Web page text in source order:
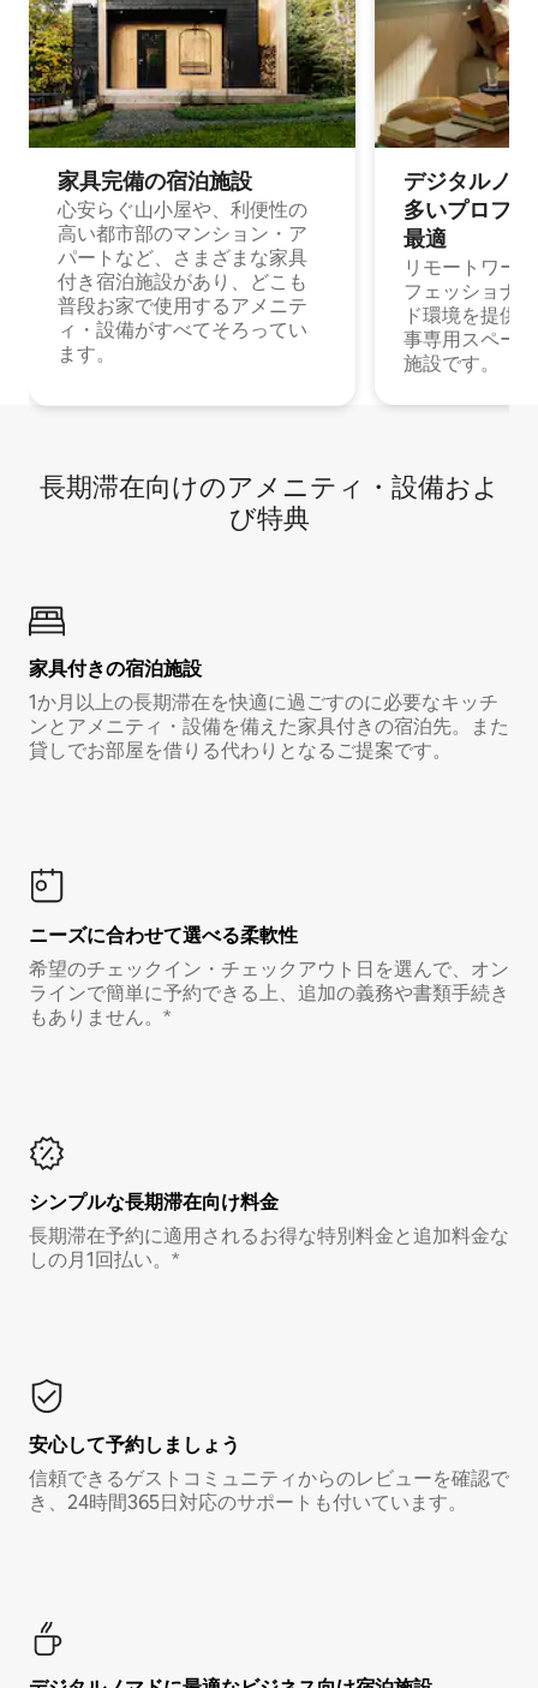
家具完備の宿⁠泊⁠施⁠設
心安らぐ山小屋や、利便性の
高い都市部のマンション・ア
パートなど、さまざまな家具
付き宿泊施設があり、どこも
普段お家で使用するアメニテ
ィ・設備がすべてそろってい
ます。
デジタルノ
多⁠いプ⁠ロ⁠フ⁠
最⁠適
リモートワー
フェッショナ
ド環境を提供
事専用スペー
施設です。
長期滞在向け⁠のア⁠メ⁠ニ⁠テ⁠ィ⁠・設⁠備⁠およ
び特⁠典
家具付き⁠の宿⁠泊⁠施⁠設
1か月以上の長期滞在を快適に過ごすのに必要なキッチ
ンとアメニティ・設備を備えた家具付きの宿泊先。また
貸しでお部屋を借りる代わりとなるご提案です。
ニーズに合わせて選べる柔軟性
希望のチェックイン・チェックアウト日を選んで、オン
ラインで簡単に予約できる上、追加の義務や書類手続き
もありません。*
シンプルな長期滞在向け料金
長期滞在予約に適用されるお得な特別料金と追加料金な
しの月1回払い。*
安心して予約しましょう
信頼できるゲストコミュニティからのレビューを確認で
き、24時間365日対応のサポートも付いています。